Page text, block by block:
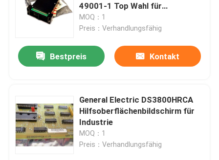
49001-1 Top Wahl für
industrielle Anwendungen
MOQ：1
Preis：Verhandlungsfähig
Bestpreis Kontakt
General Electric DS3800HRCA
Hilfsoberflächenbildschirm für
Industrie
MOQ：1
Preis：Verhandlungsfähig